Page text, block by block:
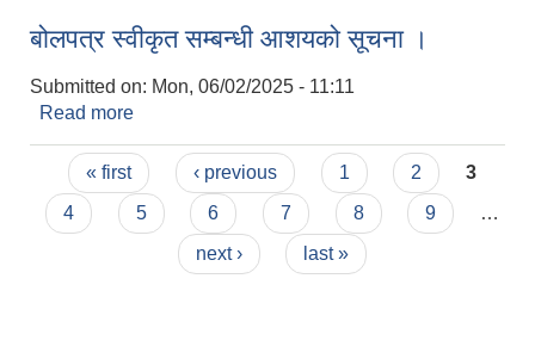
बोलपत्र स्वीकृत सम्बन्धी आशयको सूचना ।
Submitted on: Mon, 06/02/2025 - 11:11
Read more
Pages
« first ‹ previous 1 2
3
4
5 6 7 8 9
…
next ›
last »